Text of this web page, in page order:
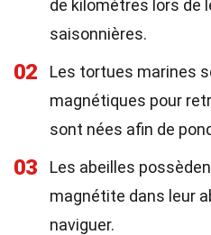
de kilomètres lors de
saisonnières.
02
Les tortues marines
magnétiques pour
sont nées afin de
03
Les abeilles
magnétite dans leur
naviguer.